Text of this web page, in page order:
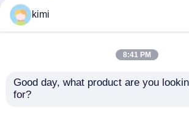
Fälle
CNC-
kimi
8:41 PM
Good day, what product are you
for?